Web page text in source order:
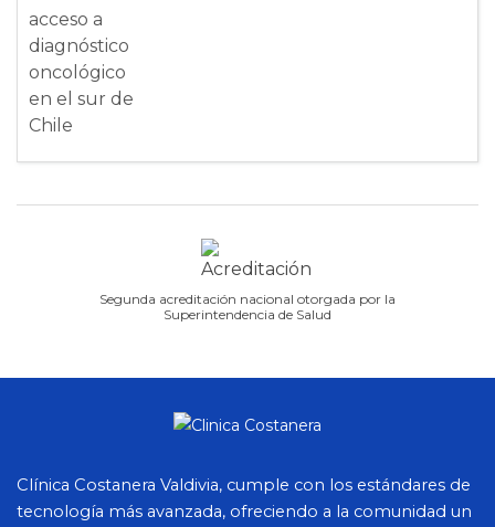
Segunda acreditación nacional otorgada por la
Superintendencia de Salud
Clínica Costanera Valdivia, cumple con los estándares de
tecnología más avanzada, ofreciendo a la comunidad un